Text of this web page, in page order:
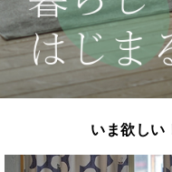
いま欲しい